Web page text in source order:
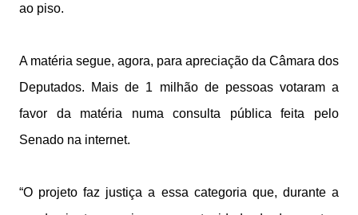
ao piso.
A matéria segue, agora, para apreciação da Câmara dos
Deputados. Mais de 1 milhão de pessoas votaram a
favor da matéria numa consulta pública feita pelo
Senado na internet.
“O projeto faz justiça a essa categoria que, durante a